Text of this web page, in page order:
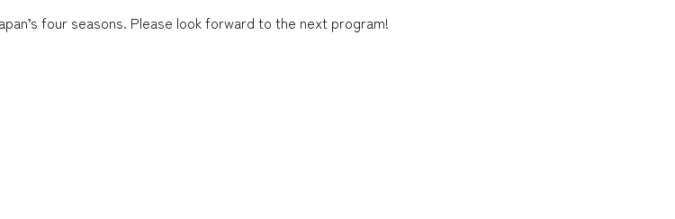
four seasons. Please look forward to the next program!